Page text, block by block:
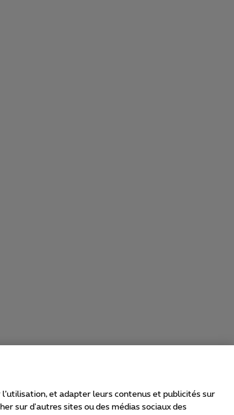
et adapter leurs contenus et publicités sur
sur d'autres sites ou des médias sociaux des